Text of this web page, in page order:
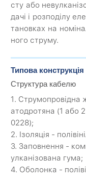
сту або
дачі і розподілу
тановках на
ного струму.
Типова конструкція
Структура кабелю
1. Струмопровідна
атодротяна (1 або
0228);
2. Ізоляція -
3. Заповнення -
улканізована гума;
4. Оболонка -